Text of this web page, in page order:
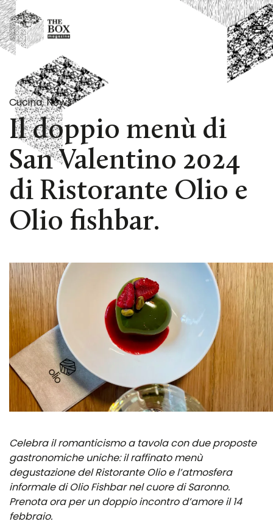
Passa al contenuto principale
Cucina,News
Il doppio menù di
San Valentino 2024
di Ristorante Olio e
Olio fishbar.
Celebra il romanticismo a tavola con due proposte
gastronomiche uniche: il raffinato menù
degustazione del Ristorante Olio e l’atmosfera
informale di Olio Fishbar nel cuore di Saronno.
Prenota ora per un doppio incontro d’amore il 14
febbraio.